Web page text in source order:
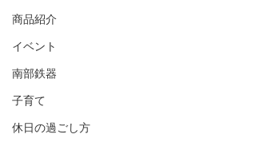
商品紹介
イベント
南部鉄器
子育て
休日の過ごし方